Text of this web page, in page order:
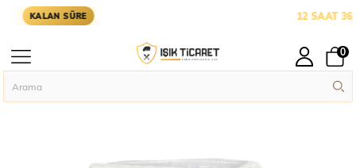
KALAN SÜRE KARGOYA YETİŞMESİ İÇİN KALAN SÜRE: 12 SAAT 36
0
Anasayfa Single Sword Çamaşır Filesi-Çamaşir